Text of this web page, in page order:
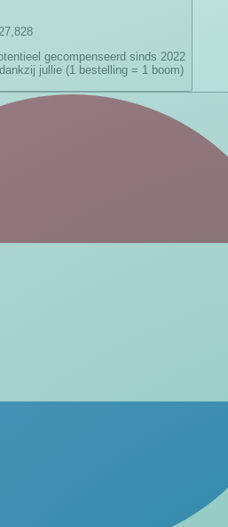
gecompenseerd sinds 2022
jullie (1 bestelling = 1 boom)